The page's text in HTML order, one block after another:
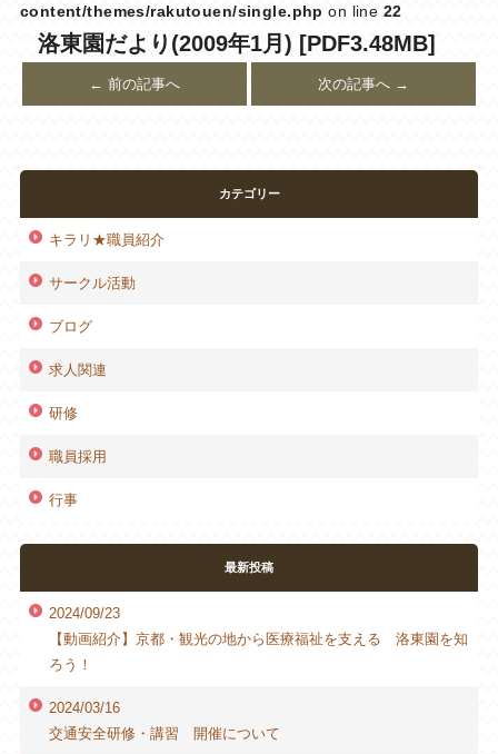
content/themes/rakutouen/single.php on line 22
洛東園だより(2009年1月) [PDF3.48MB]
← 前の記事へ 次の記事へ →
カテゴリー
キラリ★職員紹介
サークル活動
ブログ
求人関連
研修
職員採用
行事
最新投稿
2024/09/23
【動画紹介】京都・観光の地から医療福祉を支える 洛東園を知
ろう！
2024/03/16
交通安全研修・講習 開催について